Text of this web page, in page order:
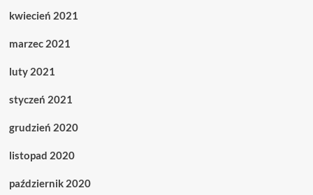
kwiecień 2021
marzec 2021
luty 2021
styczeń 2021
grudzień 2020
listopad 2020
październik 2020